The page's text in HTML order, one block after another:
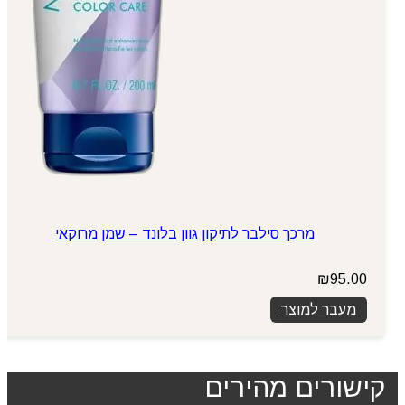
מרכך סילבר לתיקון גוון בלונד – שמן מרוקאי
₪95.00
מעבר למוצר
קישורים מהירים